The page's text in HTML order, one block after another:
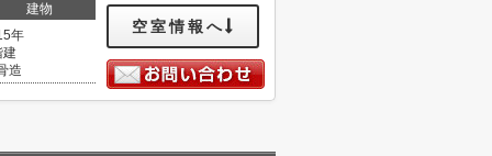
建物
年
建
造
空室情報へ